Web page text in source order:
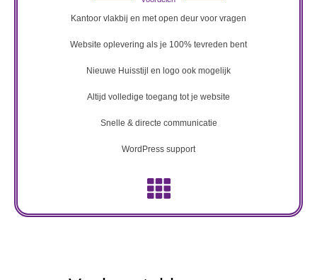
Kantoor vlakbij en met open deur voor vragen
Website oplevering als je 100% tevreden bent
Nieuwe Huisstijl en logo ook mogelijk
Altijd volledige toegang tot je website
Snelle & directe communicatie
WordPress support